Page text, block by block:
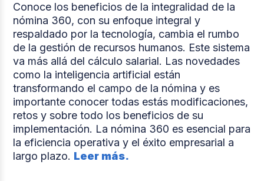
Conoce los beneficios de la integralidad de la
nómina 360, con su enfoque integral y
respaldado por la tecnología, cambia el rumbo
de la gestión de recursos humanos. Este sistema
va más allá del cálculo salarial. Las novedades
como la inteligencia artificial están
transformando el campo de la nómina y es
importante conocer todas estás modificaciones,
retos y sobre todo los beneficios de su
implementación. La nómina 360 es esencial para
la eficiencia operativa y el éxito empresarial a
largo plazo. Leer más.